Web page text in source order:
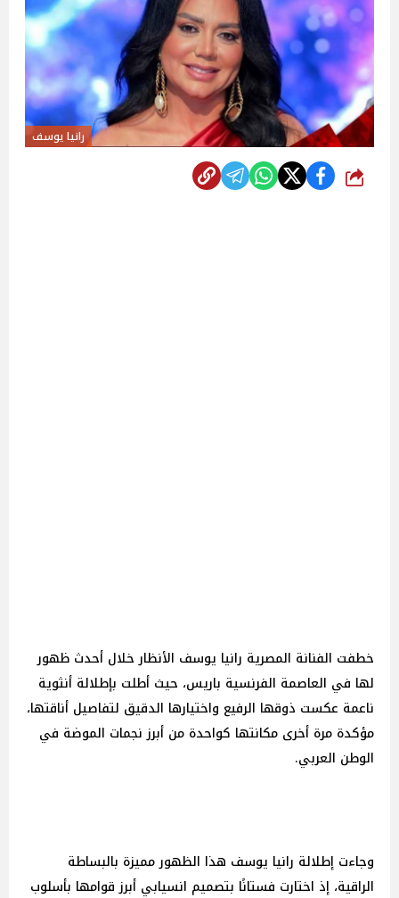
رانيا يوسف
شارك
خطفت الفنانة المصرية رانيا يوسف الأنظار خلال أحدث ظهور
لها في العاصمة الفرنسية باريس، حيث أطلت بإطلالة أنثوية
ناعمة عكست ذوقها الرفيع واختيارها الدقيق لتفاصيل أناقتها،
مؤكدة مرة أخرى مكانتها كواحدة من أبرز نجمات الموضة في
الوطن العربي.
وجاءت إطلالة رانيا يوسف هذا الظهور مميزة بالبساطة
الراقية، إذ اختارت فستانًا بتصميم انسيابي أبرز قوامها بأسلوب